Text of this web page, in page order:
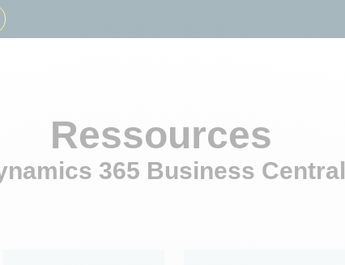
Ressources
365 Business Central